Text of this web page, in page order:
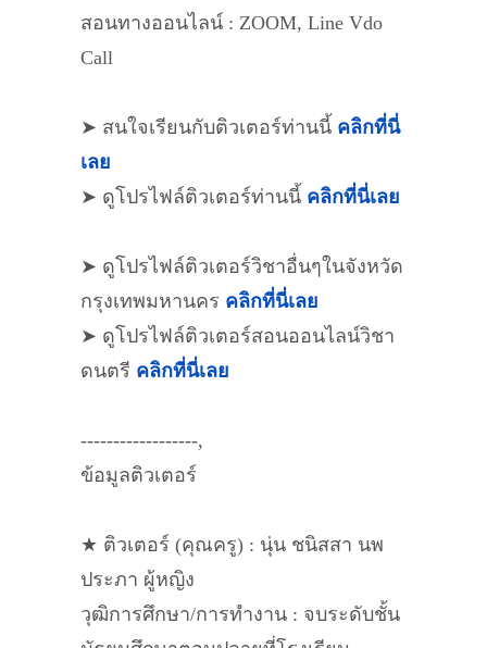
สอนทางออนไลน์ : ZOOM, Line Vdo
Call
➤ สนใจเรียนกับติวเตอร์ท่านนี้ คลิกที่นี่
เลย
➤ ดูโปรไฟล์ติวเตอร์ท่านนี้ คลิกที่นี่เลย
➤ ดูโปรไฟล์ติวเตอร์วิชาอื่นๆในจังหวัด
กรุงเทพมหานคร คลิกที่นี่เลย
➤ ดูโปรไฟล์ติวเตอร์สอนออนไลน์วิชา
ดนตรี คลิกที่นี่เลย
------------------,
ข้อมูลติวเตอร์
★ ติวเตอร์ (คุณครู) : นุ่น ชนิสสา นพ
ประภา ผู้หญิง
วุฒิการศึกษา/การทำงาน : จบระดับชั้น